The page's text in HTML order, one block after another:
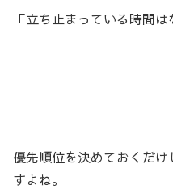
「立ち止まっている時間
優先順位を決めておくだ
すよね。